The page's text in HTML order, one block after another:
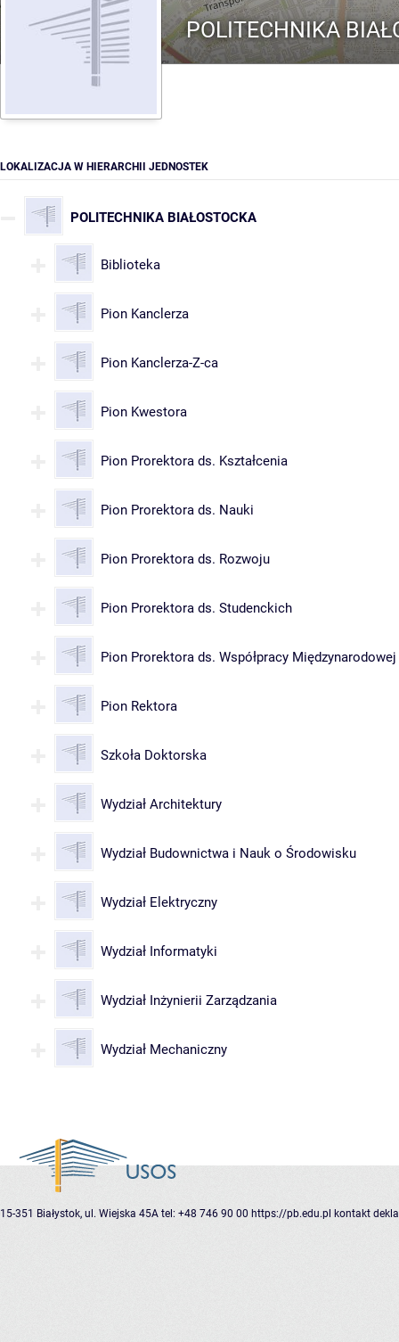
POLITECHNIKA
LOKALIZACJA W HIERARCHII JEDNOSTEK
POLITECHNIKA BIAŁOSTOCKA
Biblioteka
Pion Kanclerza
Pion Kanclerza-Z-ca
Pion Kwestora
Pion Prorektora ds. Kształcenia
Pion Prorektora ds. Nauki
Pion Prorektora ds. Rozwoju
Pion Prorektora ds. Studenckich
Pion Prorektora ds. Współpracy Międzynarodowej
Pion Rektora
Szkoła Doktorska
Wydział Architektury
Wydział Budownictwa i Nauk o Środowisku
Wydział Elektryczny
Wydział Informatyki
Wydział Inżynierii Zarządzania
Wydział Mechaniczny
15-351 Białystok, ul. Wiejska 45A tel: +48 746 90 00 https://pb.edu.pl kontakt